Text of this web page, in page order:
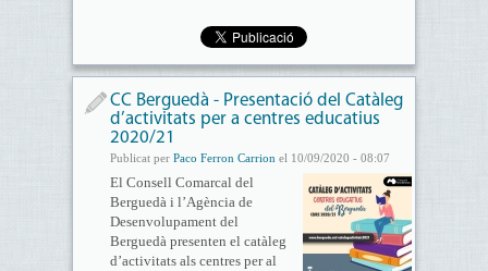
CC Berguedà - Presentació del Catàleg
d’activitats per a centres educatius
2020/21
Publicat per Paco Ferron Carrion el 10/09/2020 - 08:07
El Consell Comarcal del
Berguedà i l’Agència de
Desenvolupament del
Berguedà presenten el catàleg
d’activitats als centres per al